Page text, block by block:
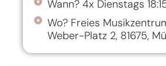
Wann? 4x Dienstags
Wo? Freies
Weber-Platz 2, 81675,